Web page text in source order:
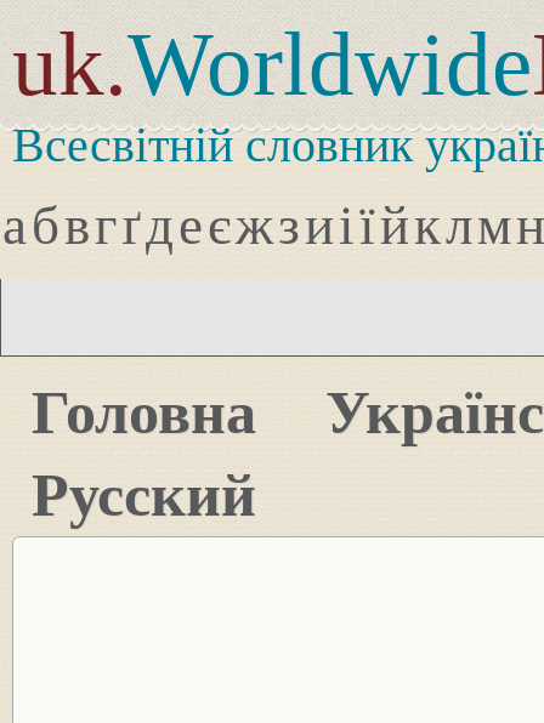
uk.Worldwide
Всесвітній словник
абвгґдеєжзиіїйклмн
Головна
Русский